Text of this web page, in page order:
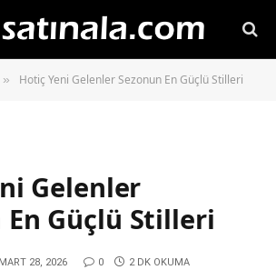
» Hotiç Yeni Gelenler Sezonun En Güçlü Stilleri
Gelenler
En Güçlü Stilleri
MART 28, 2026 0 2 DK OKUMA